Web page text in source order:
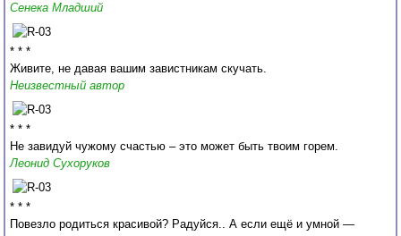
Сенека Младший
* * *
Живите, не давая вашим завистникам скучать.
Неизвестный автор
* * *
Не завидуй чужому счастью – это может быть твоим горем.
Леонид Сухоруков
* * *
Повезло родиться красивой? Радуйся.. А если ещё и умной —